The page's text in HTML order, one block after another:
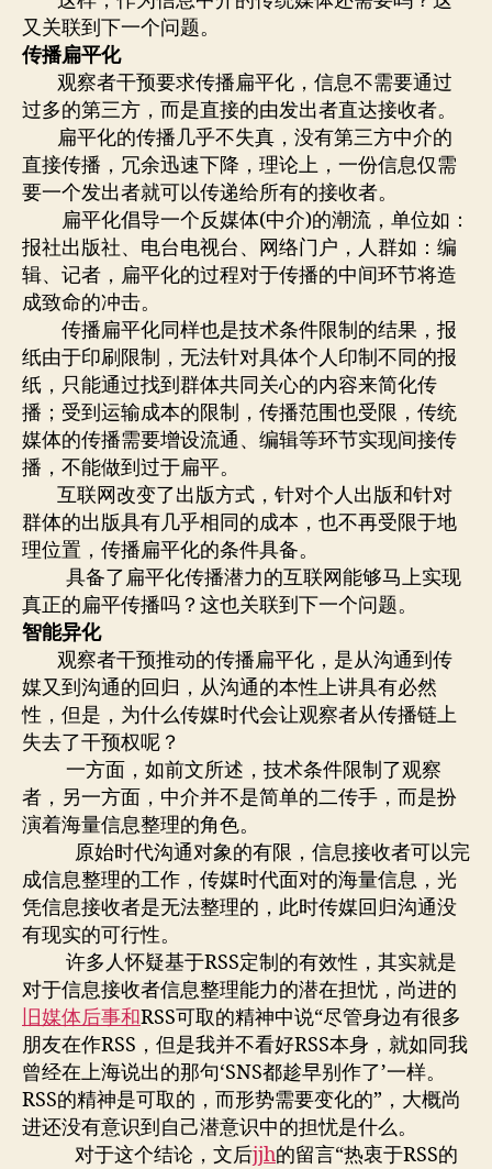
又关联到下一个问题。
传播扁平化
观察者干预要求传播扁平化，信息不需要通过
过多的第三方，而是直接的由发出者直达接收者。
扁平化的传播几乎不失真，没有第三方中介的
直接传播，冗余迅速下降，理论上，一份信息仅需
要一个发出者就可以传递给所有的接收者。
扁平化倡导一个反媒体(中介)的潮流，单位如：
报社出版社、电台电视台、网络门户，人群如：编
辑、记者，扁平化的过程对于传播的中间环节将造
成致命的冲击。
传播扁平化同样也是技术条件限制的结果，报
纸由于印刷限制，无法针对具体个人印制不同的报
纸，只能通过找到群体共同关心的内容来简化传
播；受到运输成本的限制，传播范围也受限，传统
媒体的传播需要增设流通、编辑等环节实现间接传
播，不能做到过于扁平。
互联网改变了出版方式，针对个人出版和针对
群体的出版具有几乎相同的成本，也不再受限于地
理位置，传播扁平化的条件具备。
具备了扁平化传播潜力的互联网能够马上实现
真正的扁平传播吗？这也关联到下一个问题。
智能异化
观察者干预推动的传播扁平化，是从沟通到传
媒又到沟通的回归，从沟通的本性上讲具有必然
性，但是，为什么传媒时代会让观察者从传播链上
失去了干预权呢？
一方面，如前文所述，技术条件限制了观察
者，另一方面，中介并不是简单的二传手，而是扮
演着海量信息整理的角色。
原始时代沟通对象的有限，信息接收者可以完
成信息整理的工作，传媒时代面对的海量信息，光
凭信息接收者是无法整理的，此时传媒回归沟通没
有现实的可行性。
许多人怀疑基于RSS定制的有效性，其实就是
对于信息接收者信息整理能力的潜在担忧，尚进的
旧媒体后事和RSS可取的精神中说“尽管身边有很多
朋友在作RSS，但是我并不看好RSS本身，就如同我
曾经在上海说出的那句‘SNS都趁早别作了’一样。
RSS的精神是可取的，而形势需要变化的”，大概尚
进还没有意识到自己潜意识中的担忧是什么。
对于这个结论，文后jjh的留言“热衷于RSS的